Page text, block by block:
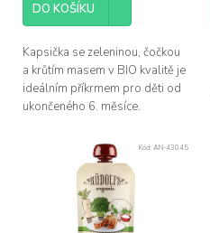
DO KOŠÍKU
Kapsička se zeleninou, čočkou
a krůtím masem v BIO kvalitě je
ideálním příkrmem pro děti od
ukončeného 6. měsíce.
Kód: AN-43045